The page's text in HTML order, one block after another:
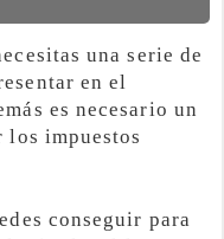
una serie de
en el
es necesario un
impuestos
conseguir para